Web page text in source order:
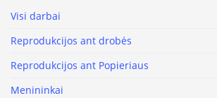
Visi darbai
Reprodukcijos ant drobės
Reprodukcijos ant Popieriaus
Menininkai